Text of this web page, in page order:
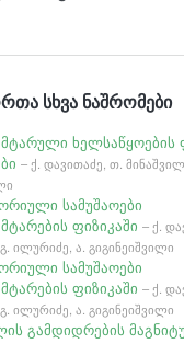
სხვა ნაშრომები
ხელსაწყოების
– ქ. დავითაძე, თ.
სამუშაოები
ფიზიკაში– ქ.
ილურიძე, ა. გიგინეიშვილი
სამუშაოები
ფიზიკაში– ქ.
ილურიძე, ა. გიგინეიშვილი
გამდიდრების